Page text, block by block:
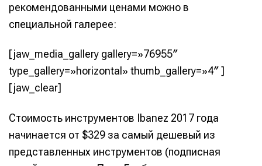
рекомендованными ценами можно в
специальной галерее:
[jaw_media_gallery gallery=»76955″
type_gallery=»horizontal» thumb_gallery=»4″ ]
[jaw_clear]
Стоимость инструментов Ibanez 2017 года
начинается от $329 за самый дешевый из
представленных инструментов (подписная